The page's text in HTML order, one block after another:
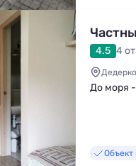
4.5 4
До моря
Объект